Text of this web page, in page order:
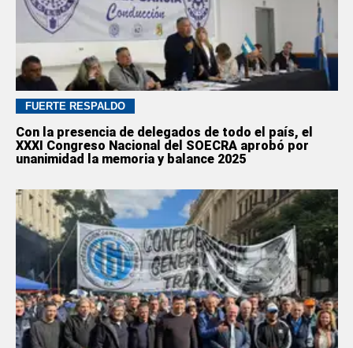
FUERTE RESPALDO
Con la presencia de delegados de todo el país, el
XXXI Congreso Nacional del SOECRA aprobó por
unanimidad la memoria y balance 2025